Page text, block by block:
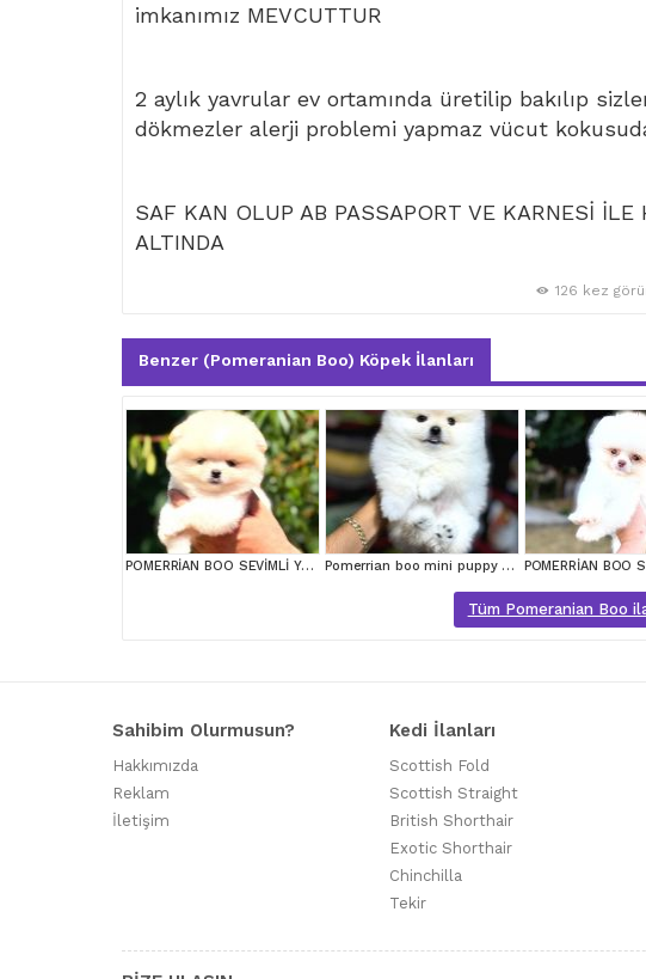
imkanımız MEVCUTTUR
2 aylık yavrular ev ortamında üretilip bakılıp
dökmezler alerji problemi yapmaz vücut
SAF KAN OLUP AB PASSAPORT VE KARNESİ
ALTINDA
126 kez
Benzer (Pomeranian Boo) Köpek İlanları
POMERRİAN BOO SEVİMLİ YAVRULAR Pomerrian boo mini puppy boy
Tüm Pomeranian Boo
Sahibim Olurmusun?
Hakkımızda
Reklam
İletişim
Kedi İlanları
Scottish Fold
Scottish Straight
British Shorthair
Exotic Shorthair
Chinchilla
Tekir